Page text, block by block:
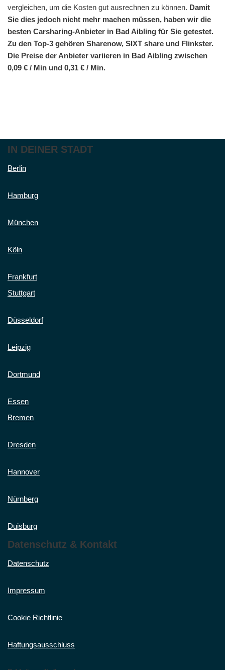
vergleichen, um die Kosten gut ausrechnen zu können. Damit
Sie dies jedoch nicht mehr machen müssen, haben wir die
besten Carsharing-Anbieter in Bad Aibling für Sie getestet.
Zu den Top-3 gehören Sharenow, SIXT share und Flinkster.
Die Preise der Anbieter variieren in Bad Aibling zwischen
0,09 € / Min und 0,31 € / Min.
IN DEINER STADT
Berlin
Hamburg
München
Köln
Frankfurt
Stuttgart
Düsseldorf
Leipzig
Dortmund
Essen
Bremen
Dresden
Hannover
Nürnberg
Duisburg
Datenschutz & Kontakt
Datenschutz
Impressum
Cookie Richtlinie
Haftungsausschluss